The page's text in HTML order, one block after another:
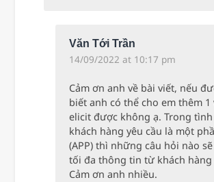
Văn Tới Trần
14/09/2022 at 10:17 pm
Cảm ơn anh về bài viết, nếu
biết anh có thể cho em thêm 1
elicit được không ạ. Trong
khách hàng yêu cầu là một
(APP) thì những câu hỏi nào
tối đa thông tin từ khách hàng
Cảm ơn anh nhiều.